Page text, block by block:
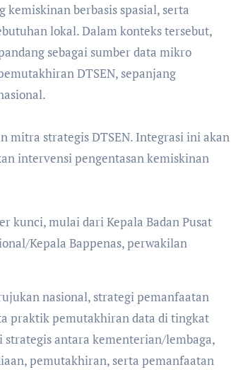
berbasis spasial, serta
lokal. Dalam konteks tersebut,
sebagai sumber data mikro
DTSEN, sepanjang
mitra strategis DTSEN. Integrasi ini akan
intervensi pengentasan kemiskinan
kunci, mulai dari Kepala Badan Pusat
Kepala Bappenas, perwakilan
nasional, strategi pemanfaatan
praktik pemutakhiran data di tingkat
strategis antara kementerian/lembaga,
pemutakhiran, serta pemanfaatan